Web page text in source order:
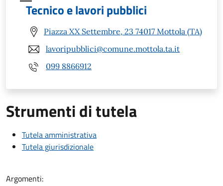
Tecnico e lavori pubblici
Piazza XX Settembre, 23 74017 Mottola (TA)
lavoripubblici@comune.mottola.ta.it
099 8866912
Strumenti di tutela
Tutela amministrativa
Tutela giurisdizionale
Argomenti: